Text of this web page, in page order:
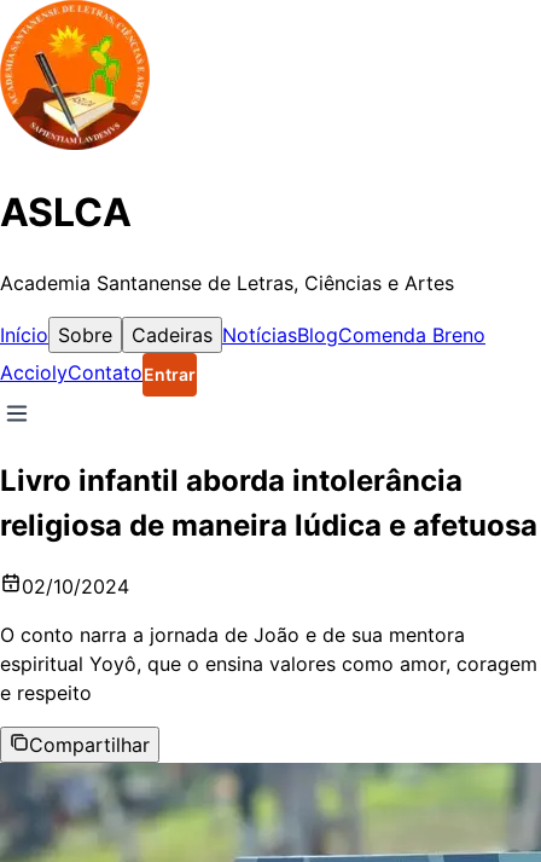
ASLCA
Academia Santanense de Letras, Ciências e Artes
Início Sobre Cadeiras NotíciasBlogComenda Breno
AcciolyContatoEntrar
Livro infantil aborda intolerância
religiosa de maneira lúdica e afetuosa
02/10/2024
O conto narra a jornada de João e de sua mentora
espiritual Yoyô, que o ensina valores como amor, coragem
e respeito
Compartilhar